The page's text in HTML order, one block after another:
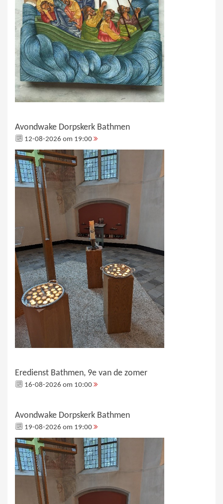
Avondwake Dorpskerk Bathmen
12-08-2026 om 19:00
Eredienst Bathmen, 9e van de zomer
16-08-2026 om 10:00
Avondwake Dorpskerk Bathmen
19-08-2026 om 19:00